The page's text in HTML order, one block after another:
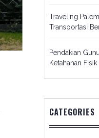
Traveling
Transportasi
Pendakian
Ketahanan
CATEGORIES